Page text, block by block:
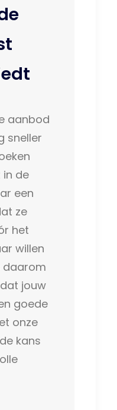
aanbod
sneller
in de
een
ze
het
willen
daarom
jouw
goede
onze
kans